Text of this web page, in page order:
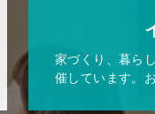
家づくり、暮ら
催しています。